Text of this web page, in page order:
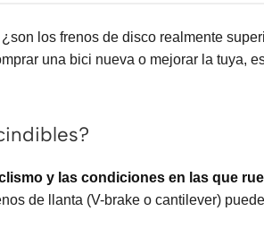
los frenos de disco realmente
una bici nueva o mejorar la tuya,
y las condiciones en las que
de llanta (V-brake o cantilever)